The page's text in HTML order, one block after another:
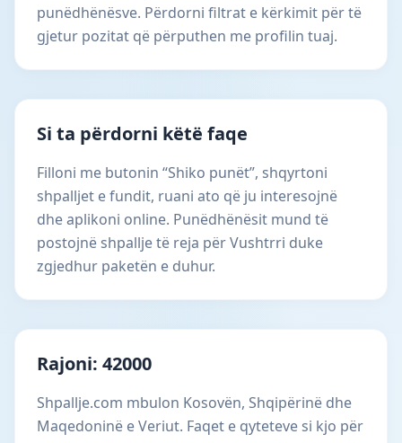
punëdhënësve. Përdorni filtrat e kërkimit për të
gjetur pozitat që përputhen me profilin tuaj.
Si ta përdorni këtë faqe
Filloni me butonin “Shiko punët”, shqyrtoni
shpalljet e fundit, ruani ato që ju interesojnë
dhe aplikoni online. Punëdhënësit mund të
postojnë shpallje të reja për Vushtrri duke
zgjedhur paketën e duhur.
Rajoni: 42000
Shpallje.com mbulon Kosovën, Shqipërinë dhe
Maqedoninë e Veriut. Faqet e qyteteve si kjo për